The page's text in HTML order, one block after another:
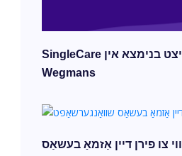
SingleCare סייווינגז איצט בנימצא אין
Wegmans
ווי צו פירן דיין אַזמאַ בעשאַס